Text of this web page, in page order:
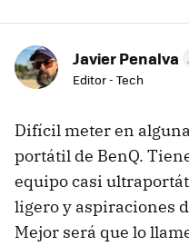
Javier Penalva
Editor - Tech
Difícil meter en
portátil de BenQ.
equipo casi
ligero y aspiraciones
Mejor será que lo